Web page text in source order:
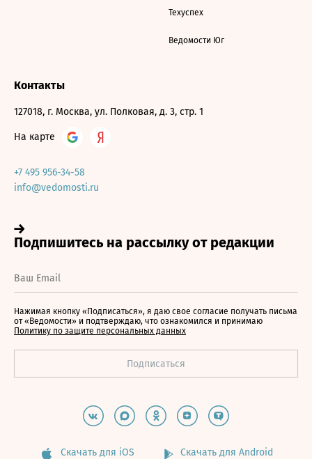
Техуспех
Ведомости Юг
Контакты
127018, г. Москва, ул. Полковая, д. 3, стр. 1
На карте
+7 495 956-34-58
info@vedomosti.ru
Нажимая кнопку «Подписаться», я даю свое согласие получать письма
от «Ведомости» и подтверждаю, что ознакомился и принимаю
Политику по защите персональных данных
Скачать для iOS Скачать для Android